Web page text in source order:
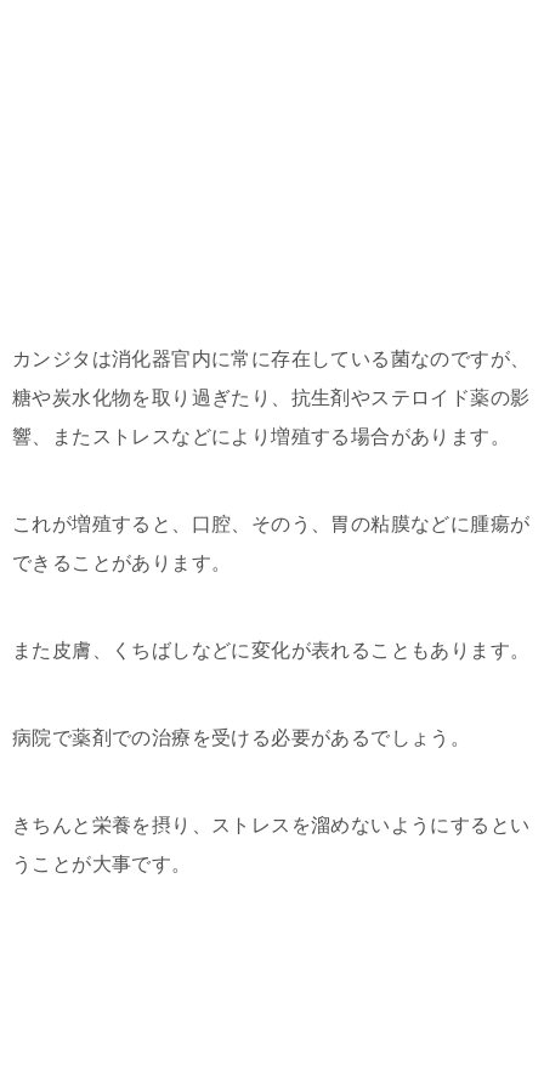
カンジタは消化器官内に常に存在している菌なのですが、
糖や炭水化物を取り過ぎたり、抗生剤やステロイド薬の影
響、またストレスなどにより増殖する場合があります。
これが増殖すると、口腔、そのう、胃の粘膜などに腫瘍が
できることがあります。
また皮膚、くちばしなどに変化が表れることもあります。
病院で薬剤での治療を受ける必要があるでしょう。
きちんと栄養を摂り、ストレスを溜めないようにするとい
うことが大事です。